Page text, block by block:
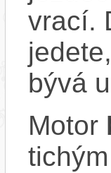
vrací.
bývá
Motor